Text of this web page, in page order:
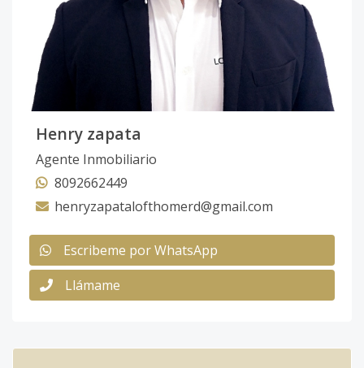
Henry zapata
Agente Inmobiliario
8092662449
henryzapatalofthomerd@gmail.com
Escribeme por WhatsApp
Llámame